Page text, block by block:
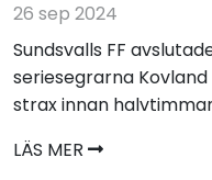
26 sep 2024
Sundsvalls FF
seriesegrarna
strax innan
LÄS MER